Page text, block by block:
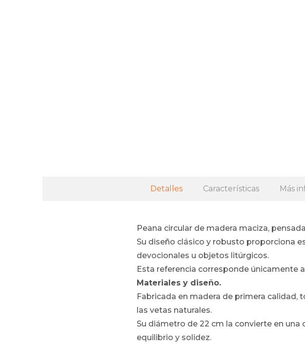
Detalles Características Más
Peana circular de madera maciza,
Su diseño clásico y robusto proporciona
devocionales u objetos litúrgicos.
Esta referencia corresponde únicamente
Materiales y diseño.
Fabricada en madera de primera calidad,
las vetas naturales.
Su diámetro de 22 cm la convierte en
equilibrio y solidez.